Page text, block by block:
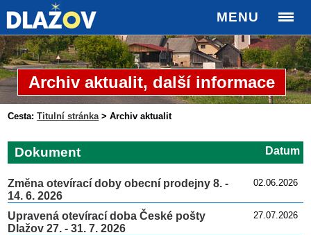
MENU
Archiv aktualit, další informace
Cesta: Titulní stránka>Archiv aktualit
Datum
Dokument
02.06.2026
Změna otevírací doby obecní prodejny 8. -
14. 6. 2026
27.07.2026
Upravená otevírací doba České pošty
Dlažov 27. - 31. 7. 2026